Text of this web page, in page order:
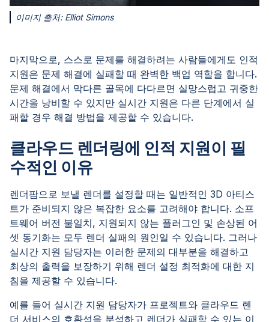
이미지 출처: Elliot Simons
마지막으로, 스스로 문제를 해결하려는 사람들에게도 인적
지원은 문제 해결에 실패할 때 완벽한 백업 역할을 합니다.
문제 해결에서 막다른 골목에 다다르면 실망스럽고 귀중한
시간을 낭비할 수 있지만 실시간 지원은 다른 단계에서 실
패할 경우 해결 방법을 제공할 수 있습니다.
클라우드 렌더링에 인적 지원이 필
수적인 이유
렌더팜으로 보낼 렌더를 설정할 때는 일반적인 3D 아티스
트가 준비되지 않은 복잡한 요소를 고려해야 합니다. 소프
트웨어 버전 불일치, 지원되지 않는 플러그인 및 손상된 어
셋 동기화는 모두 렌더 실패의 원인일 수 있습니다. 그러나
실시간 지원 담당자는 이러한 문제의 대부분을 해결하고
최상의 출력을 보장하기 위해 렌더 설정 최적화에 대한 지
침을 제공할 수 있습니다.
예를 들어 실시간 지원 담당자가 프로젝트와 클라우드 렌
더 서비스의 호환성을 분석하고 렌더가 실패할 수 있는 이